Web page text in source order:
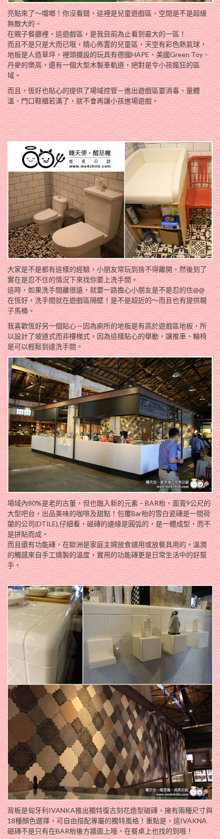
亮點來了～噹啷！你沒看錯，這裡是兒童遊戲區，空間是不是超級
無敵大的。
在親子餐廳裡，這遊戲區，是我目前為止看到最大的一區！
而且不是只是大而已哦，精心佈置的兒童區，天空有彩色熱氣球，
地板是人造草坪，裡頭擺設的玩具有德國HAPE、美國Green Toy、
丹麥的樂高，還有一個大型木製車軌道，絕對是令小孩瘋狂的區
域。
而且，恆好也貼心的提供了場域控管－進出遊戲區要消毒、量體
溫、門口鞋櫃若滿了，就不會再讓小孩進場遊戲。
大家是不是都有這樣的經驗，小朋友常玩到捨不得離開，然後到了
實在是忍不住的情況下來找你要上洗手間。
這時，如果洗手間離很遠，就要一路擔心小朋友是不是忍的住@@
在恆好，洗手間就在遊戲區隔壁！是不是超近的～而且也有提供親
子馬桶。
我喜歡恆好另一個貼心－因為廁所的地板是有高於遊戲區地板，所
以設計了坡道式而非樓梯式，因為這樣貼心的舉動，讓推車、輪椅
是可以輕鬆到達洗手間。
場域內80%是老的古董，但也融入新的元素 – BAR枱，面寬9公尺的
大型吧台，出品美味的咖啡及甜點！包覆Bar枱的雪白瓷磚是一間荷
蘭的公司(DTILE),仔細看，磁磚的邊緣是圓弧的，是一體成型，而不
是拼貼而成。
而且還有功能磚，在歐洲是家庭主婦放食譜用或放餐具用的。溫潤
的觸感來自手工燒製的溫度，實用的功能磚更是日常生活中的好幫
手。
背板是匈牙利IVANKA推出獨特復古刻花造型磁磚，擁有兩種尺寸與
18種顏色選擇，可自由搭配專屬的獨特風格！重點是，這IVAKNA
磁磚不是只有在BAR枱後方牆面上哦，在餐桌上也找的到哦！